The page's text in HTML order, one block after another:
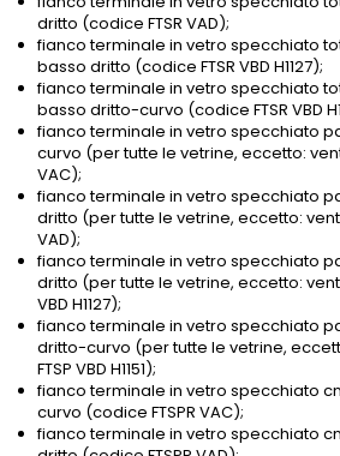
dritto (codice FTSR VAD);
fianco terminale in vetro specchiato
basso dritto (codice FTSR VBD H1127);
fianco terminale in vetro specchiato
basso dritto-curvo (codice FTSR VBD
fianco terminale in vetro specchiato
curvo (per tutte le vetrine, eccetto:
VAC);
fianco terminale in vetro specchiato
dritto (per tutte le vetrine, eccetto:
VAD);
fianco terminale in vetro specchiato
dritto (per tutte le vetrine, eccetto:
VBD H1127);
fianco terminale in vetro specchiato
dritto-curvo (per tutte le vetrine,
FTSP VBD H1151);
fianco terminale in vetro specchiato
curvo (codice FTSPR VAC);
fianco terminale in vetro specchiato